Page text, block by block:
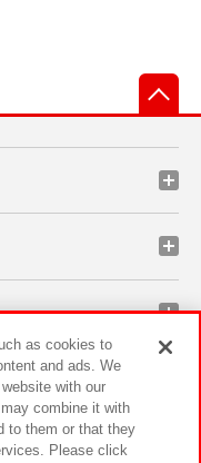
as cookies to
and ads. We
with our
combine it with
to them or that they
Please click